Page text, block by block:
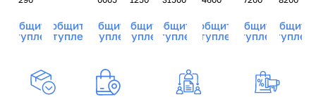
BeASKO
Skin
- 90
Сообщить оCare
BeASKO
мл
Сообщить о
поступлении
X-
SIZE
BeASKO
Сообщить о
поступлении
Skin
-
250
Сообщить о
поступлении
Stones
BeASKO
Skin
Сообщить о
поступлении
Stones
BeASKO
Skin
Сообщить о
поступлении
Shugaring
Care
BeASKO
200
мл
Сообщить о
поступлении
Skin
-
Сообщить